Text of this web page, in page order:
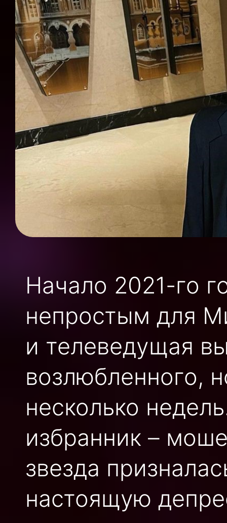
Начало 2021-го
непростым для
и телеведущая
возлюбленного,
несколько
избранник –
звезда
настоящую